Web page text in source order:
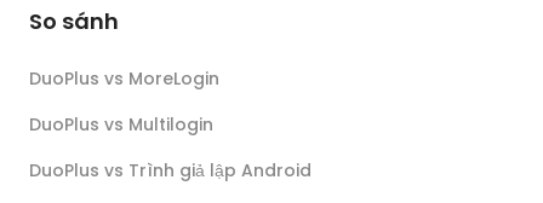
So sánh
DuoPlus vs MoreLogin
DuoPlus vs Multilogin
DuoPlus vs Trình giả lập Android